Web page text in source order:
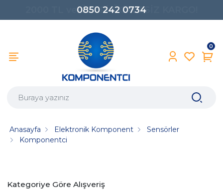
0850 242 0734
0
Anasayfa Elektronik Komponent
Sensörler
Komponentci
Kategoriye Göre Alışveriş